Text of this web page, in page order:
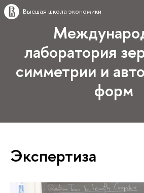
Высшая школа экономики
лаборатория
симметрии и
форм
Экспертиза